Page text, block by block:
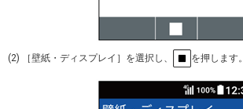
(2) ［壁紙・ディスプレイ］を選択し、 を押します。